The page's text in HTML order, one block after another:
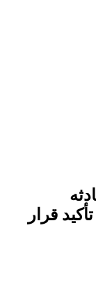
قرار